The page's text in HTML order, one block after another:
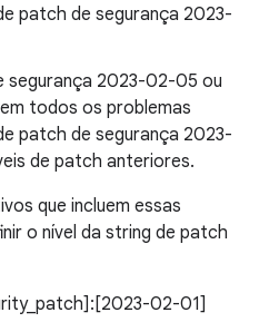
patch de segurança 2023-
segurança 2023-02-05 ou
todos os problemas
patch de segurança 2023-
de patch anteriores.
que incluem essas
o nível da string de patch
02-01]